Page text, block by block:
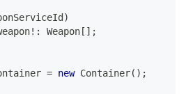
)
! : Weapon [ ] ;
= new Container( ) ;